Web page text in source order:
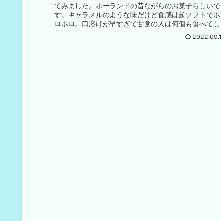
てみました。ポーランドの昔ながらのお菓子らしいで
す。キャラメルのような味だけど食感は超ソフトでホ
ロホロ。口溶けが早すぎて甘党の人は何個も食べてし